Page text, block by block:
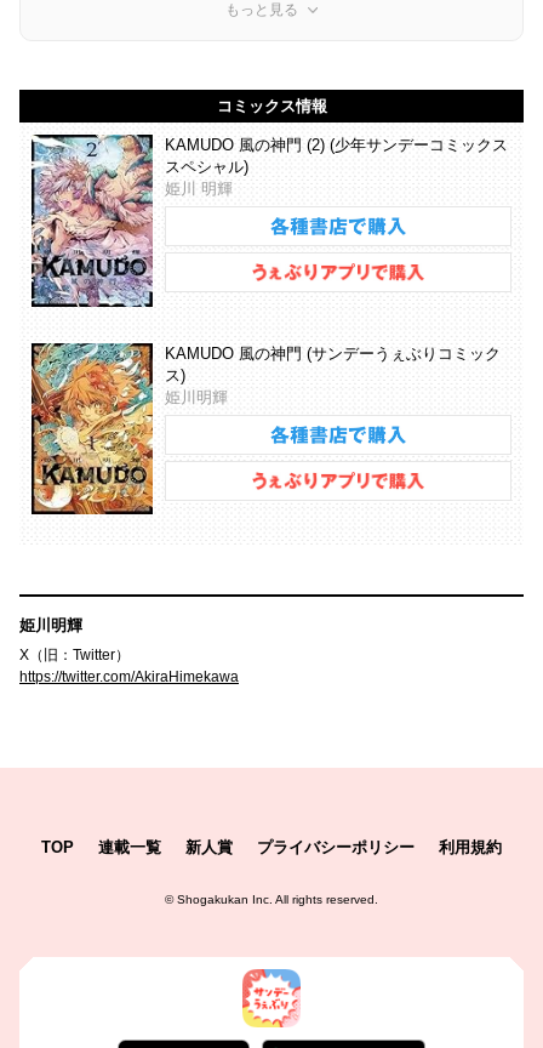
もっと見る
コミックス情報
KAMUDO 風の神門 (2) (少年サンデーコミックス
スペシャル)
姫川 明輝
KAMUDO 風の神門 (サンデーうぇぶりコミック
ス)
姫川明輝
姫川明輝
X（旧：Twitter）
https://twitter.com/AkiraHimekawa
TOP 連載一覧 新人賞 プライバシーポリシー 利用規約
©Shogakukan Inc. All rights reserved.